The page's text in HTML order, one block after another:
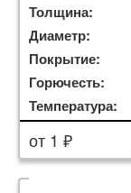
Толщина:
Диаметр:
Покрытие:
Горючесть:
Температура:
от 1 ₽